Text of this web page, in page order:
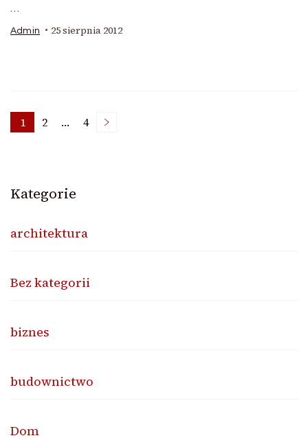
…
Admin 25 sierpnia 2012
Stronicowanie
Strona
1 Strona
2 … Strona
4
Kategorie
architektura
Bez kategorii
biznes
budownictwo
Dom